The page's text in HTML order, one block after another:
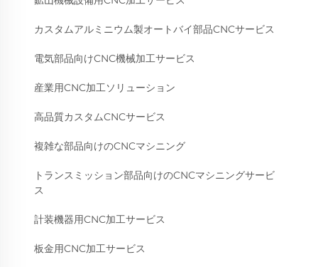
カスタムアルミニウム製オートバイ部品CNCサービス
電気部品向けCNC機械加工サービス
産業用CNC加工ソリューション
高品質カスタムCNCサービス
複雑な部品向けのCNCマシニング
トランスミッション部品向けのCNCマシニングサービ
ス
計装機器用CNC加工サービス
板金用CNC加工サービス